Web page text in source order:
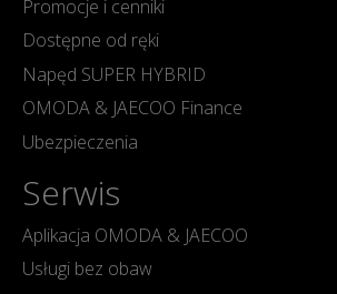
Promocje i cenniki
Dostępne od ręki
Napęd SUPER HYBRID
OMODA & JAECOO Finance
Ubezpieczenia
Serwis
Aplikacja OMODA & JAECOO
Usługi bez obaw